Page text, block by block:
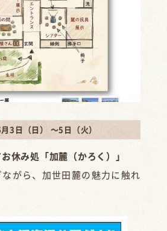
3日（日） ～5日（火）
休み処「加麓（かろく）」
がら、加世田麓の魅力に触れ